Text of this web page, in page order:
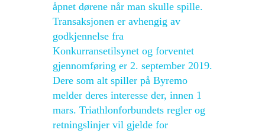
åpnet dørene når man skulle spille.
Transaksjonen er avhengig av
godkjennelse fra
Konkurransetilsynet og forventet
gjennomføring er 2. september 2019.
Dere som alt spiller på Byremo
melder deres interesse der, innen 1
mars. Triathlonforbundets regler og
retningslinjer vil gjelde for